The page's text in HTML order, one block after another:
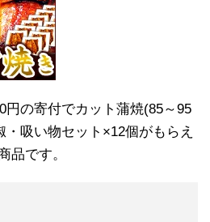
円の寄付でカット蒲焼(85～95
・吸い物セット×12個がもらえ
品です。